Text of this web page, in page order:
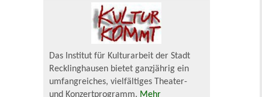
Das Institut für Kulturarbeit der Stadt
Recklinghausen bietet ganzjährig ein
umfangreiches, vielfältiges Theater-
und Konzertprogramm. Mehr